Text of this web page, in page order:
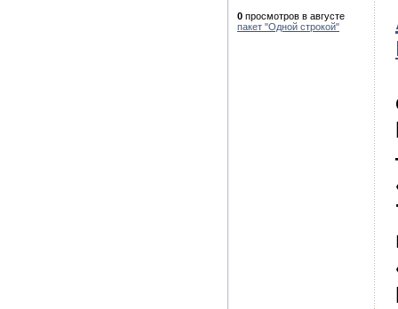
0 просмотров в августе
пакет "Одной строкой"